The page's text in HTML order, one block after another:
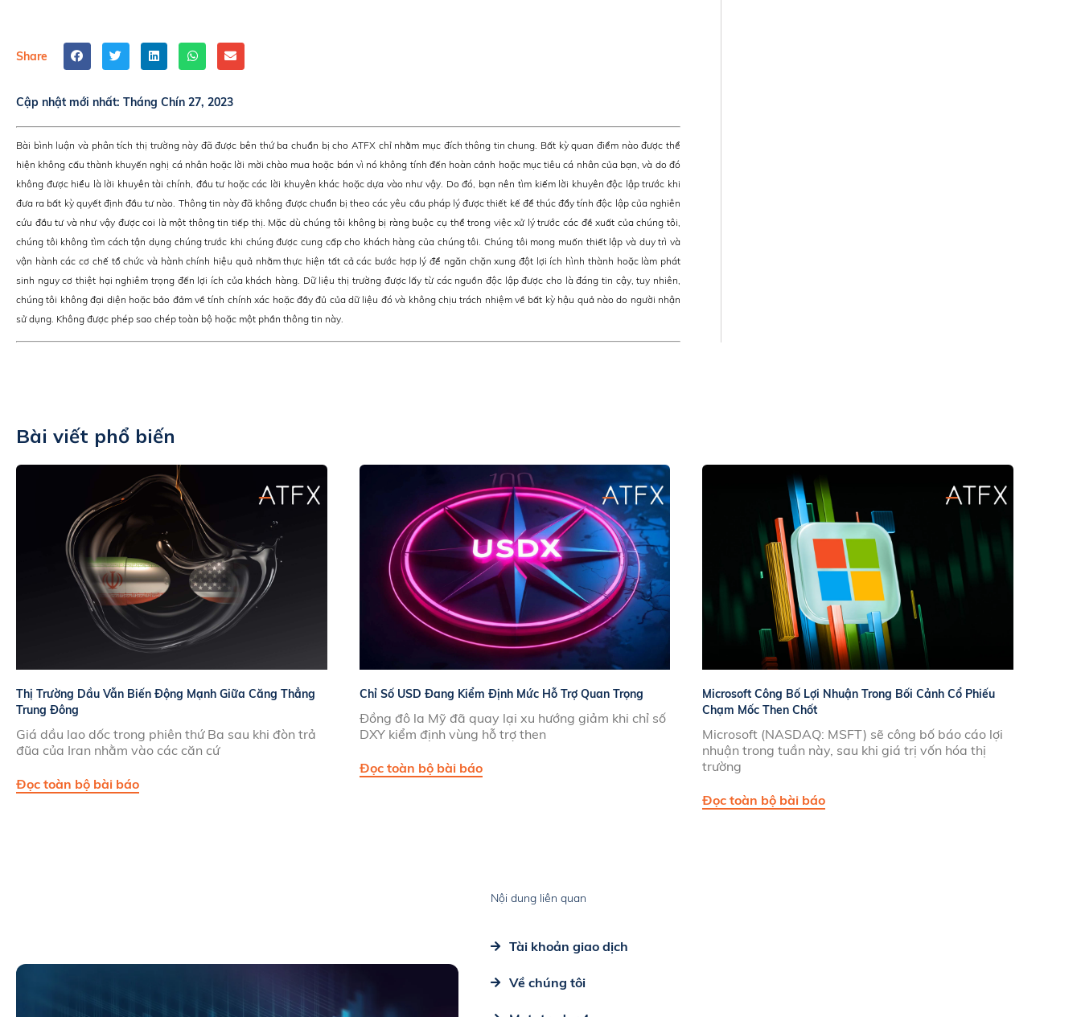
Share
Cập nhật mới nhất: Tháng Chín 27, 2023
Bài bình luận và phân tích thị trường này đã được bên thứ ba chuẩn bị cho ATFX chỉ nhằm mục đích thông tin chung. Bất kỳ quan điểm nào được thể
hiện không cấu thành khuyến nghị cá nhân hoặc lời mời chào mua hoặc bán vì nó không tính đến hoàn cảnh hoặc mục tiêu cá nhân của bạn, và do đó
không được hiểu là lời khuyên tài chính, đầu tư hoặc các lời khuyên khác hoặc dựa vào như vậy. Do đó, bạn nên tìm kiếm lời khuyên độc lập trước khi
đưa ra bất kỳ quyết định đầu tư nào. Thông tin này đã không được chuẩn bị theo các yêu cầu pháp lý được thiết kế để thúc đẩy tính độc lập của nghiên
cứu đầu tư và như vậy được coi là một thông tin tiếp thị. Mặc dù chúng tôi không bị ràng buộc cụ thể trong việc xử lý trước các đề xuất của chúng tôi,
chúng tôi không tìm cách tận dụng chúng trước khi chúng được cung cấp cho khách hàng của chúng tôi. Chúng tôi mong muốn thiết lập và duy trì và
vận hành các cơ chế tổ chức và hành chính hiệu quả nhằm thực hiện tất cả các bước hợp lý để ngăn chặn xung đột lợi ích hình thành hoặc làm phát
sinh nguy cơ thiệt hại nghiêm trọng đến lợi ích của khách hàng. Dữ liệu thị trường được lấy từ các nguồn độc lập được cho là đáng tin cậy, tuy nhiên,
chúng tôi không đại diện hoặc bảo đảm về tính chính xác hoặc đầy đủ của dữ liệu đó và không chịu trách nhiệm về bất kỳ hậu quả nào do người nhận
sử dụng. Không được phép sao chép toàn bộ hoặc một phần thông tin này.
Bài viết phổ biến
Thị Trường Dầu Vẫn Biến Động Mạnh Giữa Căng Thẳng
Trung Đông
Giá dầu lao dốc trong phiên thứ Ba sau khi đòn trả
đũa của Iran nhằm vào các căn cứ
Đọc toàn bộ bài báo
Chỉ Số USD Đang Kiểm Định Mức Hỗ Trợ Quan Trọng
Đồng đô la Mỹ đã quay lại xu hướng giảm khi chỉ số
DXY kiểm định vùng hỗ trợ then
Đọc toàn bộ bài báo
Microsoft Công Bố Lợi Nhuận Trong Bối Cảnh Cổ Phiếu
Chạm Mốc Then Chốt
Microsoft (NASDAQ: MSFT) sẽ công bố báo cáo lợi
nhuận trong tuần này, sau khi giá trị vốn hóa thị
trường
Đọc toàn bộ bài báo
Nội dung liên quan
Tài khoản giao dịch
Về chúng tôi